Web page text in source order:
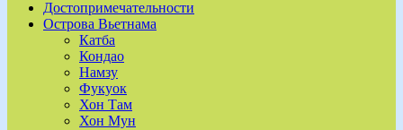
Достопримечательности
Острова Вьетнама
Катба
Кондао
Намзу
Фукуок
Хон Там
Хон Мун